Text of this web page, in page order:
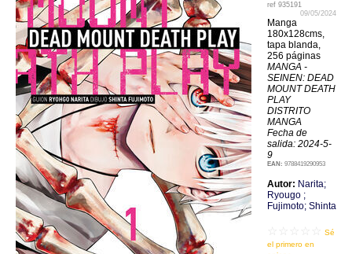
ref 935191
09/05/2024
Manga
180x128cms,
tapa blanda,
256 páginas
MANGA -
SEINEN: DEAD
MOUNT DEATH
PLAY
DISTRITO
MANGA
Fecha de
salida: 2024-5-
9
EAN: 9788419290953
Autor: Narita;
Ryougo ;
Fujimoto; Shinta
Sé
el primero en